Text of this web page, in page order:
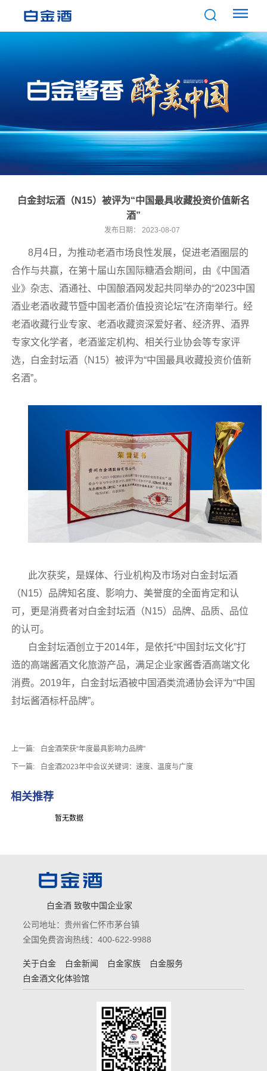
白金封坛酒（N15）被评为“中国最具收藏投资价值新名
酒”
发布日期： 2023-08-07
8月4日，为推动老酒市场良性发展，促进老酒圈层的
合作与共赢，在第十届山东国际糖酒会期间，由《中国酒
业》杂志、酒通社、中国酿酒网发起共同举办的“2023中国
酒业老酒收藏节暨中国老酒价值投资论坛”在济南举行。经
老酒收藏行业专家、老酒收藏资深爱好者、经济界、酒界
专家文化学者，老酒鉴定机构、相关行业协会等专家评
选，白金封坛酒（N15）被评为“中国最具收藏投资价值新
名酒”。
此次获奖，是媒体、行业机构及市场对白金封坛酒
（N15）品牌知名度、影响力、美誉度的全面肯定和认
可，更是消费者对白金封坛酒（N15）品牌、品质、品位
的认可。
白金封坛酒创立于2014年，是依托“中国封坛文化”打
造的高端酱酒文化旅游产品，满足企业家酱香酒高端文化
消费。2019年，白金封坛酒被中国酒类流通协会评为“中国
封坛酱酒标杆品牌”。
上一篇: 白金酒荣获“年度最具影响力品牌”
下一篇: 白金酒2023年中会议关键词：速度、温度与广度
相关推荐
暂无数据
白金酒 致敬中国企业家
公司地址：贵州省仁怀市茅台镇
全国免费咨询热线：400-622-9988
关于白金 白金新闻 白金家族
白金服务
白金酒文化体验馆